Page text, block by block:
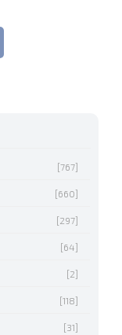
[767]
[660]
[297]
[64]
[2]
[118]
[31]